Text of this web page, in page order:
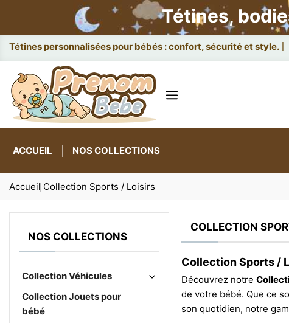
Tétines,
Attaches et boî
ACCUEIL NOS COLLECTIONS
Accueil Collection Sports / Loisirs
NOS COLLECTIONS
Collection Véhicules
Collection Jouets pour
bébé
COLLECTION
Collection Sports /
Découvrez notre
de votre bébé. Que ce
son quotidien, notre